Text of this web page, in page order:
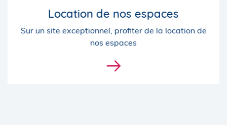
Location de nos espaces
Sur un site exceptionnel, profiter de la location de
nos espaces